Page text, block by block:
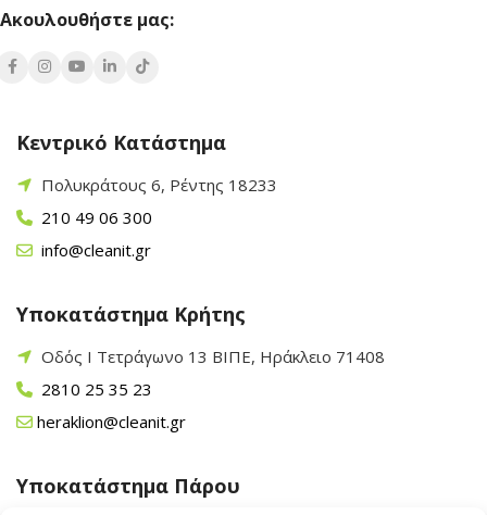
Ακουλουθήστε μας:
Κεντρικό Κατάστημα
Πολυκράτους 6, Ρέντης 18233
210 49 06 300
info@cleanit.gr
Υποκατάστημα Κρήτης
Οδός Ι Τετράγωνο 13 ΒΙΠΕ, Ηράκλειο 71408
2810 25 35 23
heraklion@cleanit.gr
Υποκατάστημα Πάρου